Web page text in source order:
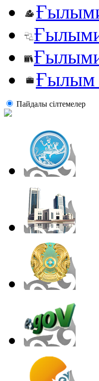
Ғылыми
Ғылым
Пайдалы сiлтемелер